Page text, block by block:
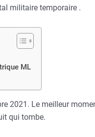
militaire temporaire .
ML
2021. Le meilleur
qui tombe.